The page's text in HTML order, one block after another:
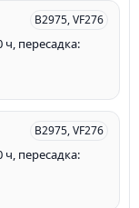
B2975, VF276
ч, пересадка:
B2975, VF276
ч, пересадка: